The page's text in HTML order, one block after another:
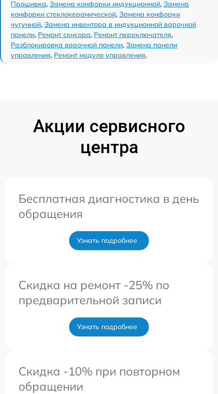
Прошивка, Замена конфорки индукционной, Замена
конфорки стеклокерамической, Замена конфорки
чугунной, Замена инвентора в индукционной варочной
панели, Ремонт сенсора, Ремонт переключателя,
Разблокировка варочной панели, Замена панели
управления, Ремонт модуля управления.
Акции сервисного
центра
Бесплатная диагностика в день
обращения
Узнать подробнее
Скидка на ремонт -25% по
предварительной записи
Узнать подробнее
Скидка -10% при повторном
обращении